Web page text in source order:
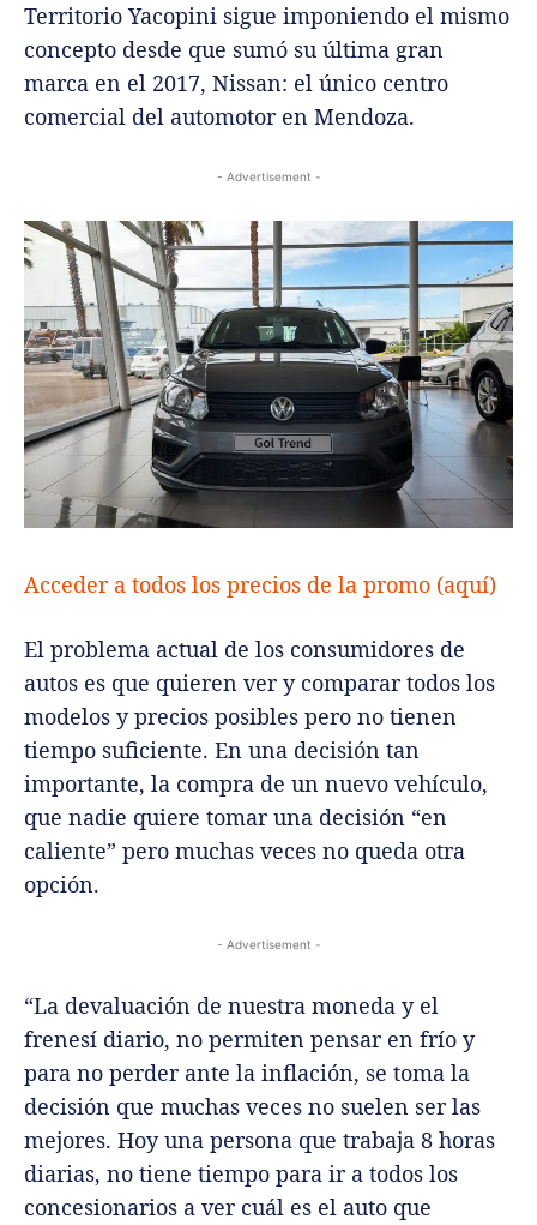
Territorio Yacopini sigue imponiendo el mismo
concepto desde que sumó su última gran
marca en el 2017, Nissan: el único centro
comercial del automotor en Mendoza.
- Advertisement -
Acceder a todos los precios de la promo (aquí)
El problema actual de los consumidores de
autos es que quieren ver y comparar todos los
modelos y precios posibles pero no tienen
tiempo suficiente. En una decisión tan
importante, la compra de un nuevo vehículo,
que nadie quiere tomar una decisión “en
caliente” pero muchas veces no queda otra
opción.
- Advertisement -
“La devaluación de nuestra moneda y el
frenesí diario, no permiten pensar en frío y
para no perder ante la inflación, se toma la
decisión que muchas veces no suelen ser las
mejores. Hoy una persona que trabaja 8 horas
diarias, no tiene tiempo para ir a todos los
concesionarios a ver cuál es el auto que